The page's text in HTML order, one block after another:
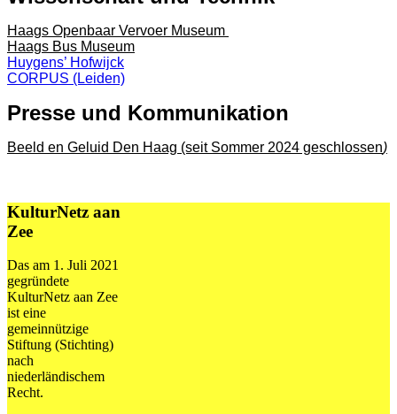
Haags Openbaar Vervoer Museum
Haags Bus Museum
Huygens’ Hofwijck
CORPUS (Leiden)
Presse und Kommunikation
Beeld en Geluid Den Haag (seit Sommer 2024 geschlossen)
KulturNetz aan
Zee
Das am 1. Juli 2021
gegründete
KulturNetz aan Zee
ist eine
gemeinnützige
Stiftung (Stichting)
nach
niederländischem
Recht.